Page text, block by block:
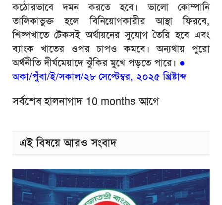
কঠোরভাবে দমন করতে হবে। ভালো কোম্পানি
তালিকাভুক্ত হলে বিনিয়োগকারীর আস্থা ফিরবে,
শিল্পখাতে টেকসই অর্থায়নের সুযোগ তৈরি হবে এবং
ব্যাংক খাতের ওপর চাপও কমবে। অন্যথায় পুরো
অর্থনীতি দীর্ঘমেয়াদে ঝুঁকির মুখে পড়তে পারে। ●
অকা/পুঁবা/ই/সকাল/২৮ সেপ্টেম্বর, ২০২৫ খ্রিষ্টাব্দ
সর্বশেষ হালনাগাদ 10 months আগে
এই বিষয়ে আরও সংবাদ